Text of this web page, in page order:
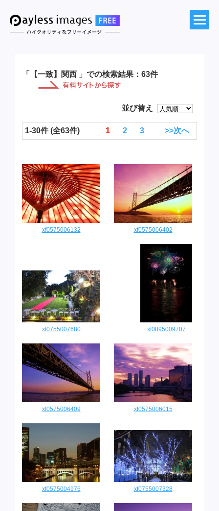
「【一致】関西 」での検索結果：63件
並び替え
1-30件 (全63件) 1 2 3 >>次へ
xf0575006132 xf0575006402
xf0755007680 xf0895009707
xf0575006409 xf0575006015
xf0575004976 xf0755007328